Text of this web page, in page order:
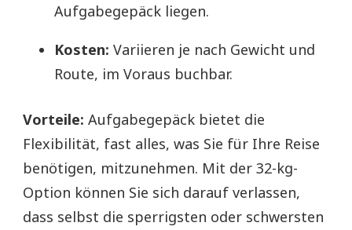
Aufgabegepäck liegen.
Kosten: Variieren je nach Gewicht und
Route, im Voraus buchbar.
Vorteile: Aufgabegepäck bietet die
Flexibilität, fast alles, was Sie für Ihre Reise
benötigen, mitzunehmen. Mit der 32-kg-
Option können Sie sich darauf verlassen,
dass selbst die sperrigsten oder schwersten